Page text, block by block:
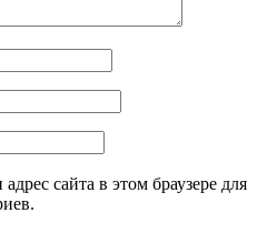
сайта в этом браузере для